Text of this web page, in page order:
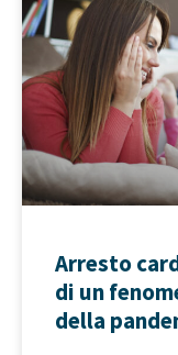
Arresto
di un
della